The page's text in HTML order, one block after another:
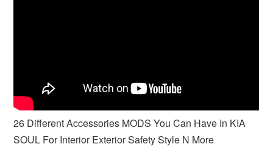
26 Different Accessories MODS You Can Have In KIA
SOUL For Interior Exterior Safety Style N More